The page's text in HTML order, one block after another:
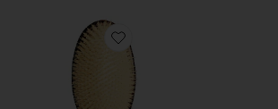
Favorite A ESCOVA DA